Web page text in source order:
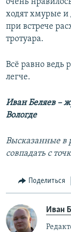
ходят хмурые и
при встрече
тротуара.
Всё равно ведь
легче.
Иван Беляев –
Вологде
Высказанные в
совпадать с
Поделиться
Иван